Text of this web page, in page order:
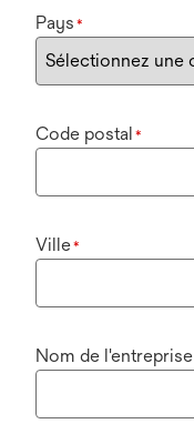
Pays *
Code postal *
Ville*
Nom de l'entreprise